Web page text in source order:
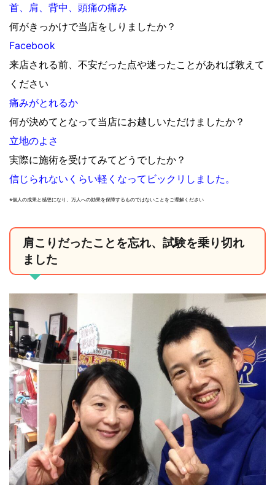
首、肩、背中、頭痛の痛み
何がきっかけで当店をしりましたか？
Facebook
来店される前、不安だった点や迷ったことがあれば教えて
ください
痛みがとれるか
何が決めてとなって当店にお越しいただけましたか？
立地のよさ
実際に施術を受けてみてどうでしたか？
信じられないくらい軽くなってビックリしました。
※個人の成果と感想になり、万人への効果を保障するものではないことをご理解ください
肩こりだったことを忘れ、試験を乗り切れ
ました